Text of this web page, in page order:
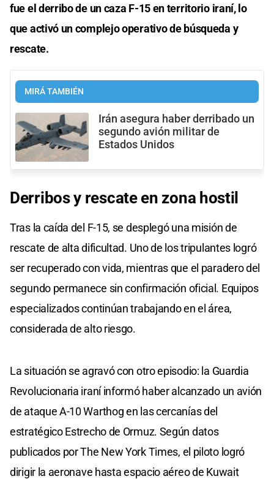
fue el derribo de un caza F-15 en territorio iraní, lo
que activó un complejo operativo de búsqueda y
rescate.
MIRÁ TAMBIÉN
Irán asegura haber derribado un
segundo avión militar de
Estados Unidos
Derribos y rescate en zona hostil
Tras la caída del F-15, se desplegó una misión de
rescate de alta dificultad. Uno de los tripulantes logró
ser recuperado con vida, mientras que el paradero del
segundo permanece sin confirmación oficial. Equipos
especializados continúan trabajando en el área,
considerada de alto riesgo.
La situación se agravó con otro episodio: la Guardia
Revolucionaria iraní informó haber alcanzado un avión
de ataque A-10 Warthog en las cercanías del
estratégico Estrecho de Ormuz. Según datos
publicados por The New York Times, el piloto logró
dirigir la aeronave hasta espacio aéreo de Kuwait